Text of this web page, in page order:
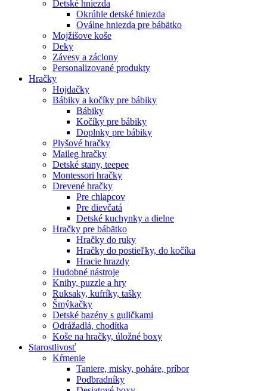
Detské hniezda
Okrúhle detské hniezda
Oválne hniezda pre bábätko
Mojžišove koše
Deky
Závesy a záclony
Personalizované produkty
Hračky
Hojdačky
Bábiky a kočíky pre bábiky
Bábiky
Kočíky pre bábiky
Doplnky pre bábiky
Plyšové hračky
Maileg hračky
Detské stany, teepee
Montessori hračky
Drevené hračky
Pre chlapcov
Pre dievčatá
Detské kuchynky a dielne
Hračky pre bábätko
Hračky do ruky
Hračky do postieľky, do kočíka
Hracie hrazdy
Hudobné nástroje
Knihy, puzzle a hry
Ruksaky, kufríky, tašky
Šmýkačky
Detské bazény s guličkami
Odrážadlá, chodítka
Koše na hračky, úložné boxy
Starostlivosť
Kŕmenie
Taniere, misky, poháre, príbor
Podbradníky